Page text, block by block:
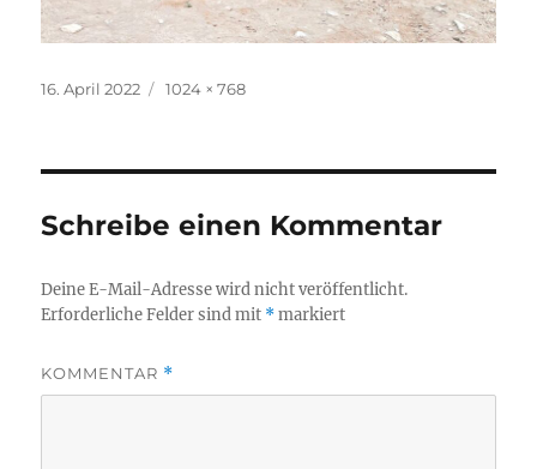
Veröffentlicht
16. April 2022 Originalgröße
1024 × 768
Schreibe einen Kommentar
Deine E-Mail-Adresse wird nicht veröffentlicht.
Erforderliche Felder sind mit *markiert
KOMMENTAR *